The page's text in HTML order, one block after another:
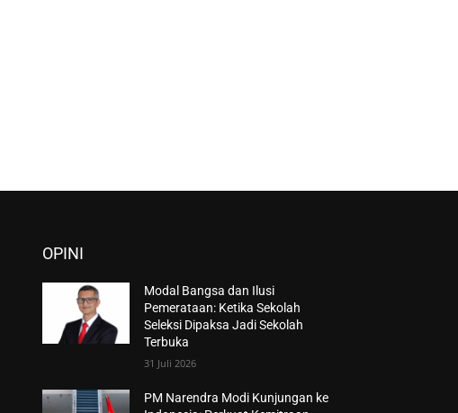
OPINI
Modal Bangsa dan Ilusi
Pemerataan: Ketika Sekolah
Seleksi Dipaksa Jadi Sekolah
Terbuka
31 Juli 2026
PM Narendra Modi Kunjungan ke